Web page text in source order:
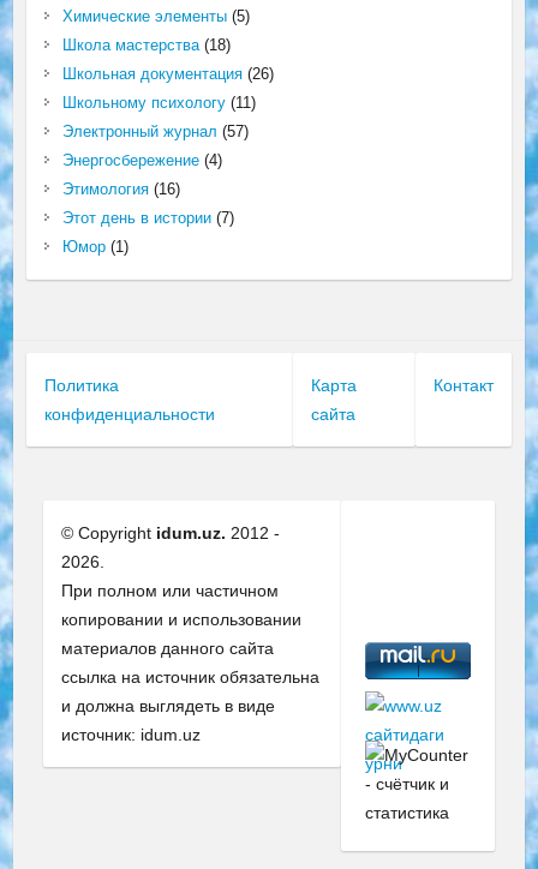
Химические элементы(5)
Школа мастерства(18)
Школьная документация(26)
Школьному психологу(11)
Электронный журнал (57)
Энергосбережение(4)
Этимология(16)
Этот день в истории(7)
Юмор(1)
Политика
конфиденциальности
Карта
сайта
Контакт
© Copyright idum.uz. 2012 -
2026.
При полном или частичном
копировании и использовании
материалов данного сайта
ссылка на источник обязательна
и должна выглядеть в виде
источник: idum.uz